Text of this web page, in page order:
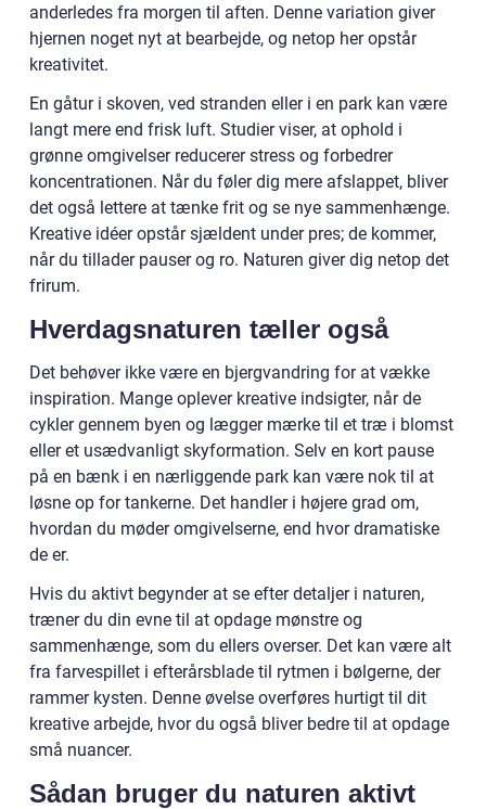
anderledes fra morgen til aften. Denne variation giver
hjernen noget nyt at bearbejde, og netop her opstår
kreativitet.
En gåtur i skoven, ved stranden eller i en park kan være
langt mere end frisk luft. Studier viser, at ophold i
grønne omgivelser reducerer stress og forbedrer
koncentrationen. Når du føler dig mere afslappet, bliver
det også lettere at tænke frit og se nye sammenhænge.
Kreative idéer opstår sjældent under pres; de kommer,
når du tillader pauser og ro. Naturen giver dig netop det
frirum.
Hverdagsnaturen tæller også
Det behøver ikke være en bjergvandring for at vække
inspiration. Mange oplever kreative indsigter, når de
cykler gennem byen og lægger mærke til et træ i blomst
eller et usædvanligt skyformation. Selv en kort pause
på en bænk i en nærliggende park kan være nok til at
løsne op for tankerne. Det handler i højere grad om,
hvordan du møder omgivelserne, end hvor dramatiske
de er.
Hvis du aktivt begynder at se efter detaljer i naturen,
træner du din evne til at opdage mønstre og
sammenhænge, som du ellers overser. Det kan være alt
fra farvespillet i efterårsblade til rytmen i bølgerne, der
rammer kysten. Denne øvelse overføres hurtigt til dit
kreative arbejde, hvor du også bliver bedre til at opdage
små nuancer.
Sådan bruger du naturen aktivt